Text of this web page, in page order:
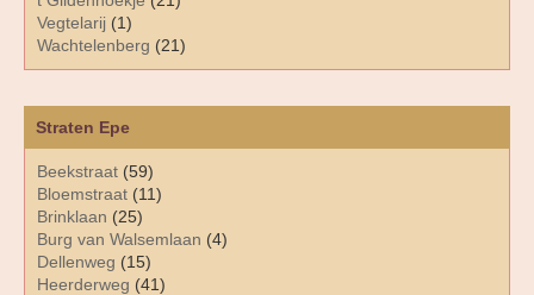
Straten Epe
Beekstraat (59)
Bloemstraat (11)
Brinklaan (25)
Burg van Walsemlaan (4)
Dellenweg (15)
Heerderweg (41)
Vegtelarij (1)
Wachtelenberg (21)